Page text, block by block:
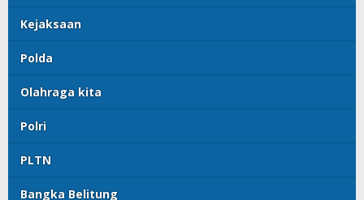
Kejaksaan
Polda
Olahraga kita
Polri
PLTN
Bangka Belitung